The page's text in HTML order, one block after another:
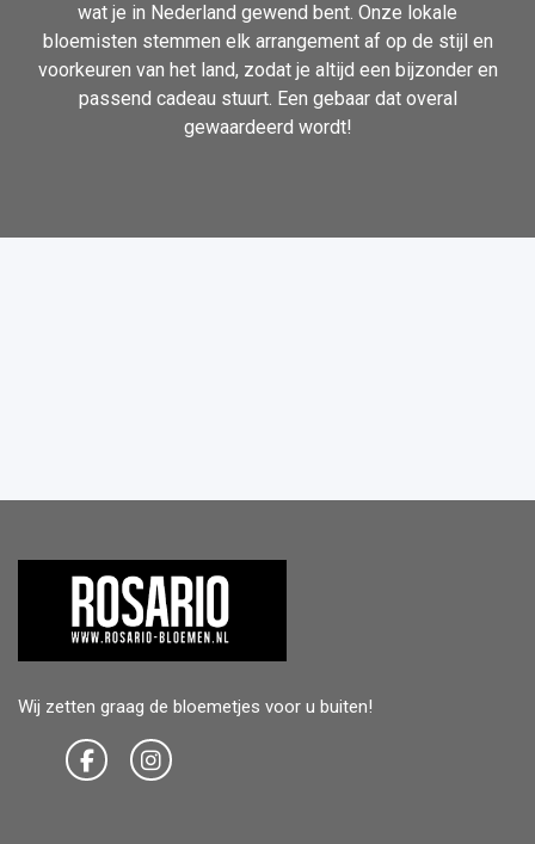
wat je in Nederland gewend bent. Onze lokale
bloemisten stemmen elk arrangement af op de stijl en
voorkeuren van het land, zodat je altijd een bijzonder en
passend cadeau stuurt. Een gebaar dat overal
gewaardeerd wordt!
Wij zetten graag de bloemetjes voor u buiten!